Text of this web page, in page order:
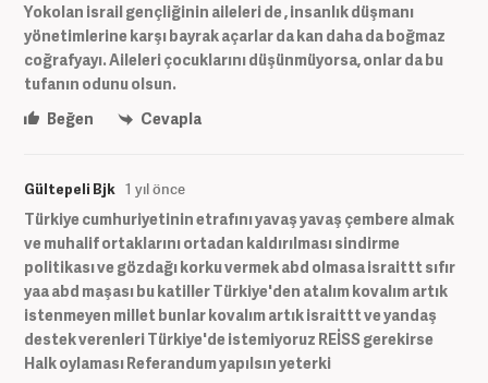
Yokolan israil gençliğinin aileleri de , insanlık düşmanı
yönetimlerine karşı bayrak açarlar da kan daha da boğmaz
coğrafyayı. Aileleri çocuklarını düşünmüyorsa, onlar da bu
tufanın odunu olsun.
Beğen
Cevapla
Gültepeli Bjk 1 yıl önce
Türkiye cumhuriyetinin etrafını yavaş yavaş çembere almak
ve muhalif ortaklarını ortadan kaldırılması sindirme
politikası ve gözdağı korku vermek abd olmasa israittt sıfır
yaa abd maşası bu katiller Türkiye'den atalım kovalım artık
istenmeyen millet bunlar kovalım artık israittt ve yandaş
destek verenleri Türkiye'de istemiyoruz REİSS gerekirse
Halk oylaması Referandum yapılsın yeterki